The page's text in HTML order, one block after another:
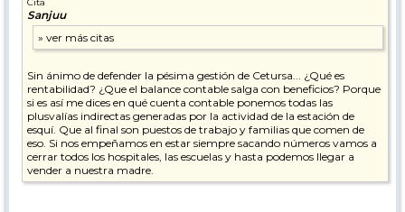
Cita
Sanjuu
Sin ánimo de defender la pésima gestión de Cetursa... ¿Qué es
rentabilidad? ¿Que el balance contable salga con beneficios? Porque
si es así me dices en qué cuenta contable ponemos todas las
plusvalías indirectas generadas por la actividad de la estación de
esquí. Que al final son puestos de trabajo y familias que comen de
eso. Si nos empeñamos en estar siempre sacando números vamos a
cerrar todos los hospitales, las escuelas y hasta podemos llegar a
vender a nuestra madre.